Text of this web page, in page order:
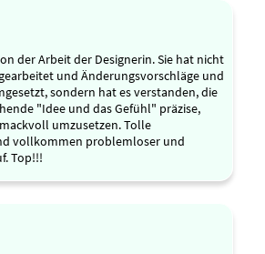
der Arbeit der Designerin. Sie hat nicht
und Änderungsvorschläge und
sondern hat es verstanden, die
"Idee und das Gefühl" präzise,
umzusetzen. Tolle
vollkommen problemloser und
Top!!!